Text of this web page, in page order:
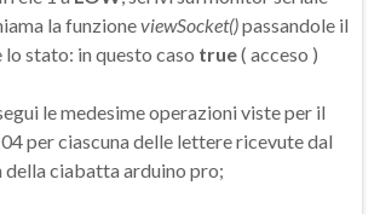
la funzioneviewSocket()passandole il
lo stato: in questo caso true( acceso )
le medesime operazioni viste per il
per ciascuna delle lettere ricevute dal
ciabatta arduino pro;